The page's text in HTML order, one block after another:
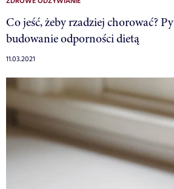
Co jeść, żeby rzadziej chorować?
budowanie odporności dietą
11.03.2021